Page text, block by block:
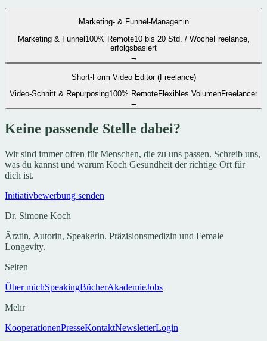
Marketing- & Funnel-Manager:in
Marketing & Funnel100% Remote10 bis 20 Std. / WocheFreelance,
erfolgsbasiert
→
Short-Form Video Editor (Freelance)
Video-Schnitt & Repurposing100% RemoteFlexibles VolumenFreelancer
→
Keine passende Stelle dabei?
Wir sind immer offen für Menschen, die zu uns passen. Schreib uns,
was du kannst und warum Koch Gesundheit der richtige Ort für
dich ist.
Initiativbewerbung senden
Dr. Simone Koch
Ärztin, Autorin, Speakerin. Präzisionsmedizin und Female
Longevity.
Seiten
Über michSpeakingBücherAkademieJobs
Mehr
KooperationenPresseKontaktNewsletterLogin